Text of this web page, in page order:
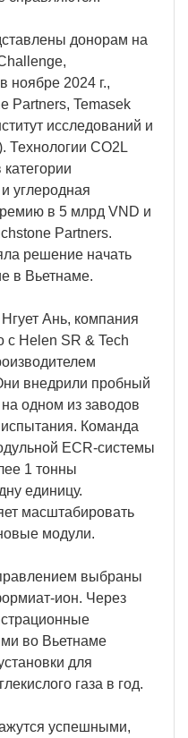
донорам на
ноябре 2024 г.,
Partners, Temasek
исследований и
Технологии CO2L
углеродная
в 5 млрд VND и
Partners.
решение начать
в Вьетнаме.
Ань, компания
с Helen SR & Tech
внедрили пробный
одном из заводов
Команда
ECR-системы
1 тонны
единицу.
масштабировать
модули.
выбраны
ион. Через
во Вьетнаме
для
газа в год.
успешными,